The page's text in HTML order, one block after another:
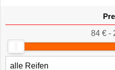
84 € -